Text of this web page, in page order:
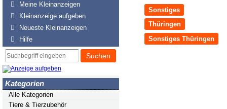
Meine Kleinanzeigen
Kleinanzeige aufgeben
Neueste Kleinanzeigen
Hilfe
Suchen
Kategorien
Alle Kategorien
Tiere & Tierzubehör
Sonstiges
Thüringen
Sonstiges Thüringen